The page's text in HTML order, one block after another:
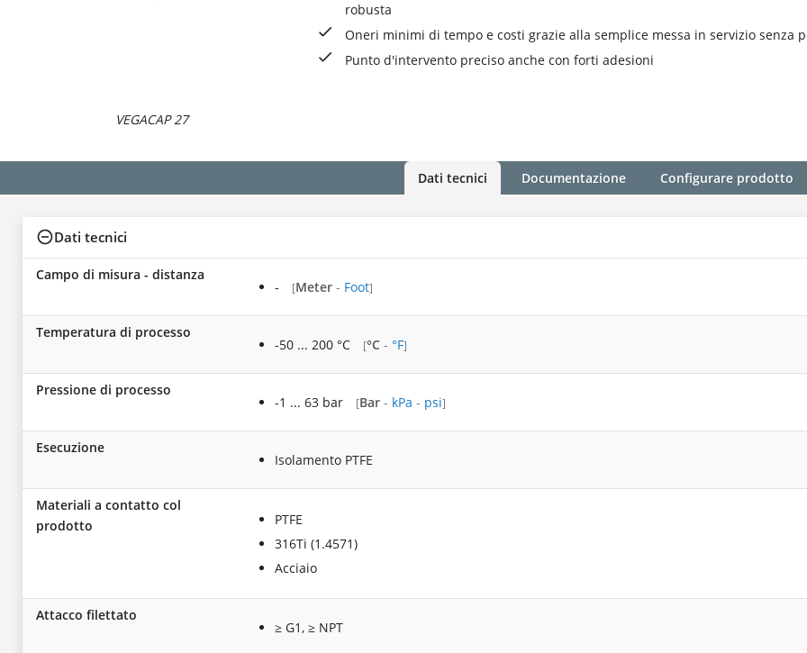
VEGACAP 27
robusta
Oneri minimi di tempo e costi grazie alla semplice messa in servizio senza
Punto d'intervento preciso anche con forti adesioni
Dati tecnici Documentazione Configurare prodotto
Dati tecnici
Campo di misura - distanza
- [Meter- Foot]
Temperatura di processo
-50 ... 200 °C [°C- °F]
Pressione di processo
-1 ... 63 bar [Bar- kPa - psi]
Esecuzione
Isolamento PTFE
Materiali a contatto col
prodotto
PTFE
316Ti (1.4571)
Acciaio
Attacco filettato
≥ G1, ≥ NPT